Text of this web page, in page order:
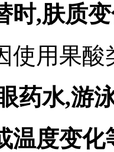
时,肤质
使用果酸
药水,游
温度变